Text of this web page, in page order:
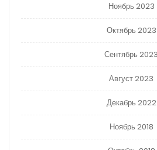
Ноябрь 2023
Октябрь 2023
Сентябрь 2023
Август 2023
Декабрь 2022
Ноябрь 2018